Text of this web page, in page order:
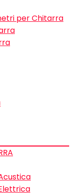
per Chitarra